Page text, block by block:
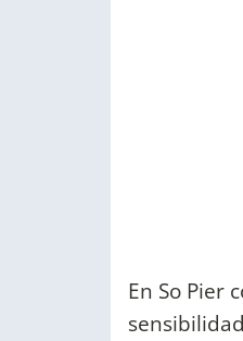
En So Pier